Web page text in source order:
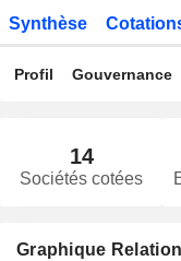
Synthèse
Profil Gouvernance
14
Sociétés cotées
Graphique